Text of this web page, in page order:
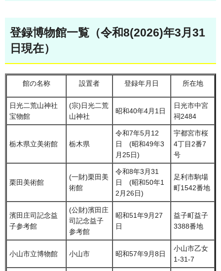
登録博物館一覧（令和8(2026)年3月31
日現在）
館の名称 設置者 登録年月日 所在地
日光二荒山神社
宝物館
(宗)日光二荒
山神社
昭和40年4月1日
日光市中宮
祠2484
栃木県立美術館 栃木県
令和7年5月12
日 (昭和49年3
月25日)
宇都宮市桜
4丁目2番7
号
栗田美術館
(一財)栗田美
術館
令和8年3月31
日 (昭和50年1
2月26日)
足利市駒場
町1542番地
濱田庄司記念益
子参考館
(公財)濱田庄
司記念益子
参考館
昭和51年9月27
日
益子町益子
3388番地
小山市立博物館 小山市 昭和57年9月8日
小山市乙女
1-31-7